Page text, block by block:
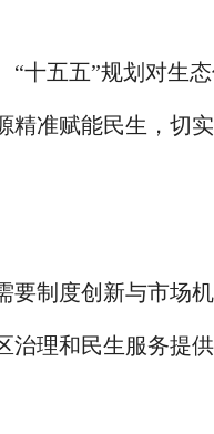
十五五”规划对生
精准赋能民生，切
要制度创新与市场
理和民生服务提供